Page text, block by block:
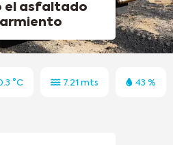
el asfaltado
°C 7.21 mts 43 %